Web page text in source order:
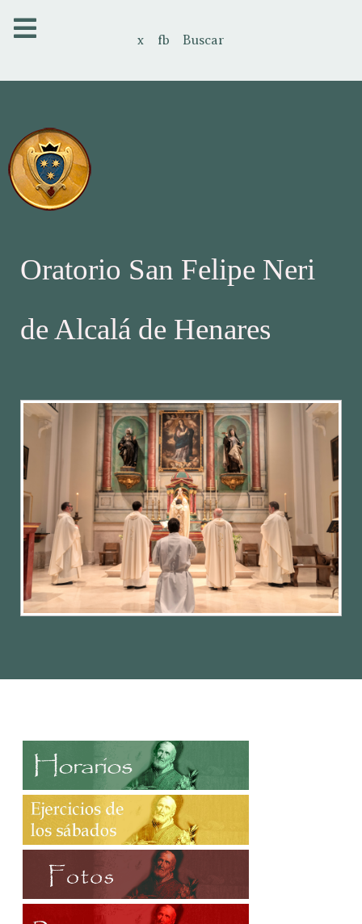
x fb Buscar
Oratorio San Felipe Neri
de Alcalá de Henares